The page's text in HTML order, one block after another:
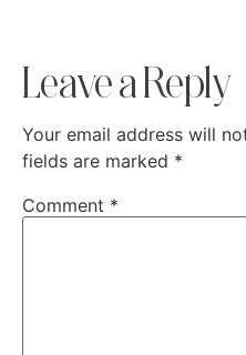
Leave a Reply
Your email address will
fields are marked *
Comment *